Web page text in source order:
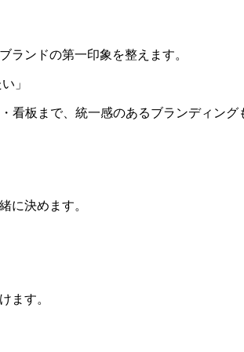
ランドの第一印象を整えます。
」
板まで、統一感のあるブランディング
に決めます。
ます。